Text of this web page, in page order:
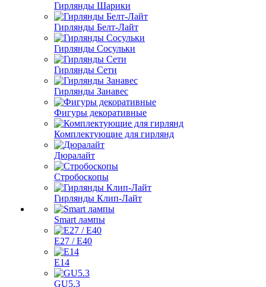
Гирлянды Шарики
Гирлянды Белт-Лайт
Гирлянды Сосульки
Гирлянды Сети
Гирлянды Занавес
Фигуры декоративные
Комплектующие для гирлянд
Дюралайт
Стробоскопы
Гирлянды Клип-Лайт
Smart лампы
E27 / E40
E14
GU5.3